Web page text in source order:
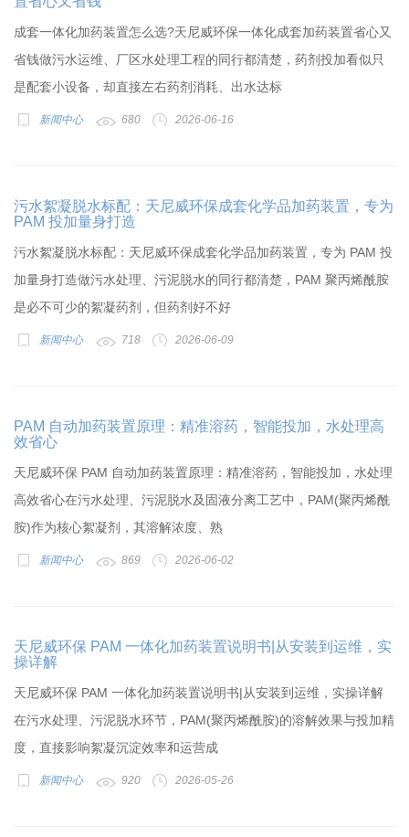
成套一体化加药装置怎么选?天尼威环保一体化成套加药装置省心又
省钱做污水运维、厂区水处理工程的同行都清楚，药剂投加看似只
是配套小设备，却直接左右药剂消耗、出水达标
新闻中心 680 2026-06-16
污水絮凝脱水标配：天尼威环保成套化学品加药装置，专为
PAM 投加量身打造
污水絮凝脱水标配：天尼威环保成套化学品加药装置，专为 PAM 投
加量身打造做污水处理、污泥脱水的同行都清楚，PAM 聚丙烯酰胺
是必不可少的絮凝药剂，但药剂好不好
新闻中心 718 2026-06-09
PAM 自动加药装置原理：精准溶药，智能投加，水处理高
效省心
天尼威环保 PAM 自动加药装置原理：精准溶药，智能投加，水处理
高效省心在污水处理、污泥脱水及固液分离工艺中，PAM(聚丙烯酰
胺)作为核心絮凝剂，其溶解浓度、熟
新闻中心 869 2026-06-02
天尼威环保 PAM 一体化加药装置说明书|从安装到运维，实
操详解
天尼威环保 PAM 一体化加药装置说明书|从安装到运维，实操详解
在污水处理、污泥脱水环节，PAM(聚丙烯酰胺)的溶解效果与投加精
度，直接影响絮凝沉淀效率和运营成
新闻中心 920 2026-05-26